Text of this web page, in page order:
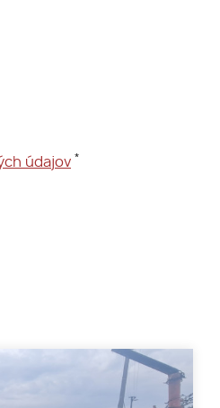
údajov *